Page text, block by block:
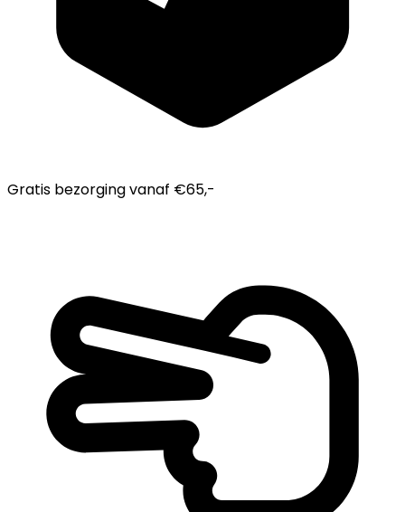
Gratis bezorgingvanaf €65,-